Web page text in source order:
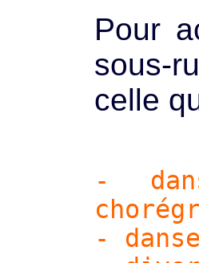
Pour
sous-
celle
-
-